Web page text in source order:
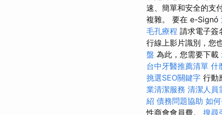
速、簡單和安全的支
複雜。 要在 e-Signó
毛孔療程 請求電子簽
行線上影片識別，您
盤 為此，您需要下載
台中牙醫推薦清單 什
挑選SEO關鍵字 行動
業清潔服務 清潔人員
紹 債務問題協助 如
性商會會員費。 搜尋